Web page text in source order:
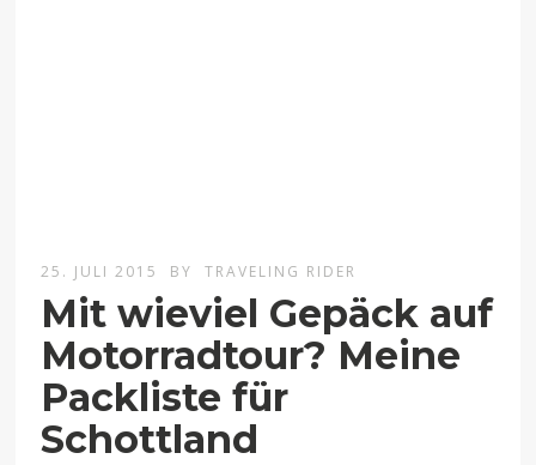
25. JULI 2015 BY TRAVELING RIDER
Mit wieviel Gepäck auf
Motorradtour? Meine
Packliste für
Schottland